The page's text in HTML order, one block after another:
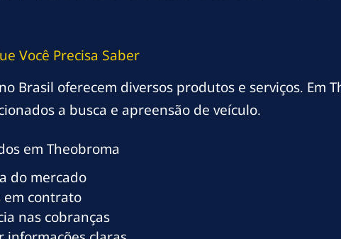
Você Precisa Saber
Brasil oferecem diversos produtos e serviços. Em
a busca e apreensão de veículo.
em Theobroma
do mercado
em contrato
nas cobranças